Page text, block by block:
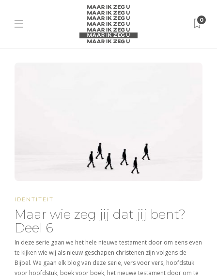
0
IDENTITEIT
Maar wie zeg jij dat jij bent?
Deel 6
In deze serie gaan we het hele nieuwe testament door om eens even
te kijken wie wij als nieuw geschapen christenen zijn volgens de
Bijbel. We gaan elk blog van deze serie, vers voor vers, hoofdstuk
voor hoofdstuk, boek voor boek, het nieuwe testament door om te